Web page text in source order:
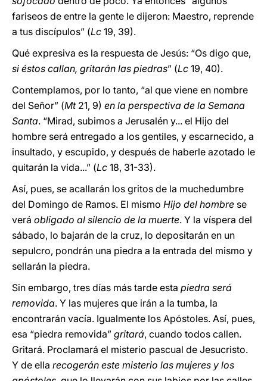
fariseos de entre la gente le dijeron: Maestro, reprende
a tus discípulos” (Lc 19, 39).
Qué expresiva es la respuesta de Jesús: “Os digo que,
si éstos callan, gritarán las piedras” (Lc 19, 40).
Contemplamos, por lo tanto, “al que viene en nombre
del Señor” (Mt21, 9) en la perspectiva de la Semana
Santa. “Mirad, subimos a Jerusalén y... el Hijo del
hombre será entregado a los gentiles, y escarnecido, a
insultado, y escupido, y después de haberle azotado le
quitarán la vida...” (Lc 18, 31-33).
Así, pues, se acallarán los gritos de la muchedumbre
del Domingo de Ramos. El mismo Hijo del hombre se
verá obligado al silencio de la muerte. Y la víspera del
sábado, lo bajarán de la cruz, lo depositarán en un
sepulcro, pondrán una piedra a la entrada del mismo y
sellarán la piedra.
Sin embargo, tres días más tarde esta piedra será
removida. Y las mujeres que irán a la tumba, la
encontrarán vacía. Igualmente los Apóstoles. Así, pues,
esa “piedra removida” gritará, cuando todos callen.
Gritará. Proclamará el misterio pascual de Jesucristo.
Y de ella recogerán este misterio las mujeres y los